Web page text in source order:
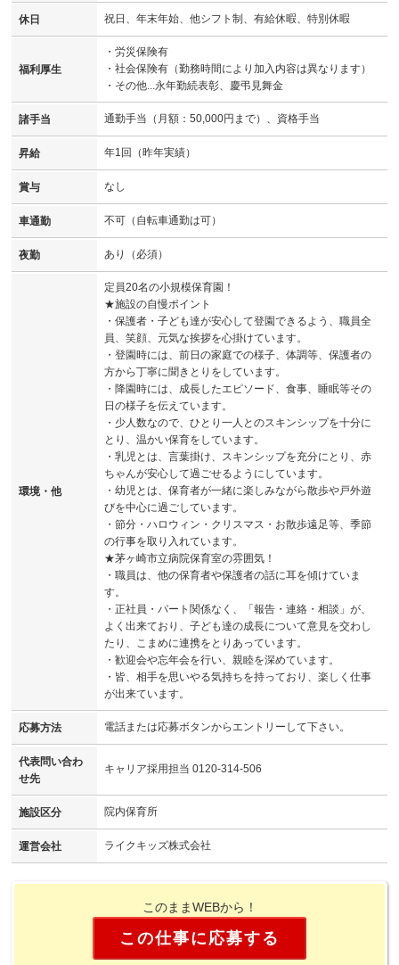
休日 祝日、年末年始、他シフト制、有給休暇、特別休暇
福利厚生
・労災保険有
・社会保険有（勤務時間により加入内容は異なります）
・その他...永年勤続表彰、慶弔見舞金
諸手当 通勤手当（月額：50,000円まで）、資格手当
昇給 年1回（昨年実績）
賞与 なし
車通勤 不可（自転車通勤は可）
夜勤 あり（必須）
環境・他
定員20名の小規模保育園！
★施設の自慢ポイント
・保護者・子ども達が安心して登園できるよう、職員全
員、笑顔、元気な挨拶を心掛けています。
・登園時には、前日の家庭での様子、体調等、保護者の
方から丁寧に聞きとりをしています。
・降園時には、成長したエピソード、食事、睡眠等その
日の様子を伝えています。
・少人数なので、ひとり一人とのスキンシップを十分に
とり、温かい保育をしています。
・乳児とは、言葉掛け、スキンシップを充分にとり、赤
ちゃんが安心して過ごせるようにしています。
・幼児とは、保育者が一緒に楽しみながら散歩や戸外遊
びを中心に過ごしています。
・節分・ハロウィン・クリスマス・お散歩遠足等、季節
の行事を取り入れています。
★茅ヶ崎市立病院保育室の雰囲気！
・職員は、他の保育者や保護者の話に耳を傾けていま
す。
・正社員・パート関係なく、「報告・連絡・相談」が、
よく出来ており、子ども達の成長について意見を交わし
たり、こまめに連携をとりあっています。
・歓迎会や忘年会を行い、親睦を深めています。
・皆、相手を思いやる気持ちを持っており、楽しく仕事
が出来ています。
応募方法 電話または応募ボタンからエントリーして下さい。
代表問い合わ
せ先
キャリア採用担当 0120-314-506
施設区分 院内保育所
運営会社 ライクキッズ株式会社
このままWEBから！
この仕事に応募する